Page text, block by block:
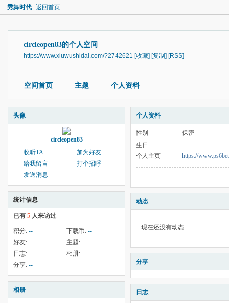
秀舞时代 返回首页
circleopen83的个人空间
https://www.xiuwushidai.com/?2742621 [收藏] [复制] [RSS]
空间首页 主题 个人资料
头像
circleopen83
收听TA
加为好友
给我留言
打个招呼
发送消息
统计信息
已有 5 人来访过
积分: -- 下载币: --
好友: -- 主题: --
日志: -- 相册: --
分享: --
相册
个人资料
性别
保密
生日
个人主页
https://
动态
现在还没有动态
分享
日志